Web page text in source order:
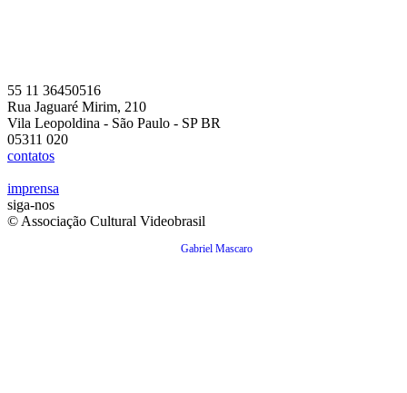
Gabriel Mascaro
55 11 36450516
Rua Jaguaré Mirim, 210
Vila Leopoldina - São Paulo - SP BR
05311 020
contatos
imprensa
siga-nos
© Associação Cultural Videobrasil